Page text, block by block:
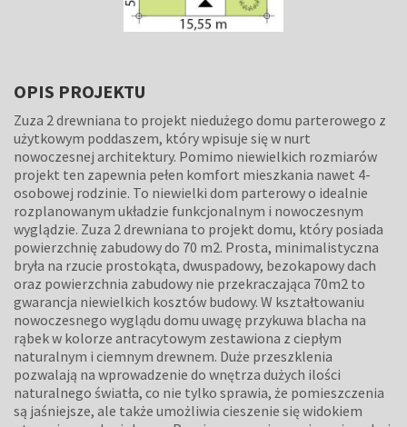
OPIS PROJEKTU
Zuza 2 drewniana to projekt niedużego domu parterowego z
użytkowym poddaszem, który wpisuje się w nurt
nowoczesnej architektury. Pomimo niewielkich rozmiarów
projekt ten zapewnia pełen komfort mieszkania nawet 4-
osobowej rodzinie. To niewielki dom parterowy o idealnie
rozplanowanym układzie funkcjonalnym i nowoczesnym
wyglądzie. Zuza 2 drewniana to projekt domu, który posiada
powierzchnię zabudowy do 70 m2. Prosta, minimalistyczna
bryła na rzucie prostokąta, dwuspadowy, bezokapowy dach
oraz powierzchnia zabudowy nie przekraczająca 70m2 to
gwarancja niewielkich kosztów budowy. W kształtowaniu
nowoczesnego wyglądu domu uwagę przykuwa blacha na
rąbek w kolorze antracytowym zestawiona z ciepłym
naturalnym i ciemnym drewnem. Duże przeszklenia
pozwalają na wprowadzenie do wnętrza dużych ilości
naturalnego światła, co nie tylko sprawia, że pomieszczenia
są jaśniejsze, ale także umożliwia cieszenie się widokiem